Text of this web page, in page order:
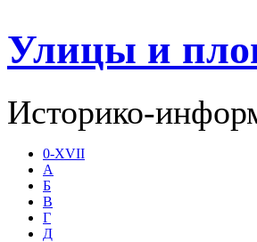
Улицы и
Историко-
0-XVII
А
Б
В
Г
Д